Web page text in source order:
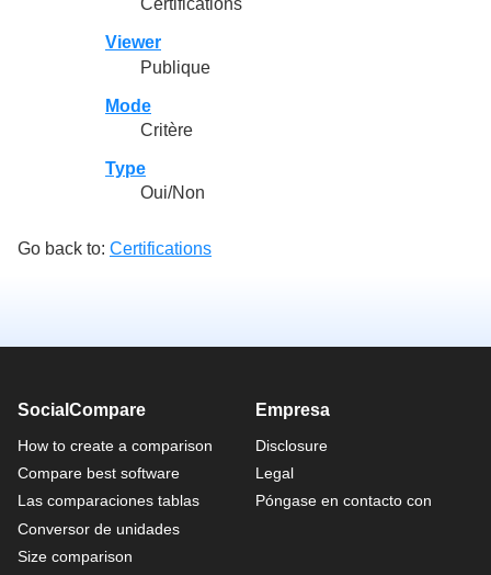
Certifications
Viewer
Publique
Mode
Critère
Type
Oui/Non
Go back to: Certifications
SocialCompare
How to create a comparison
Compare best software
Las comparaciones tablas
Conversor de unidades
Size comparison
Empresa
Disclosure
Legal
Póngase en contacto con